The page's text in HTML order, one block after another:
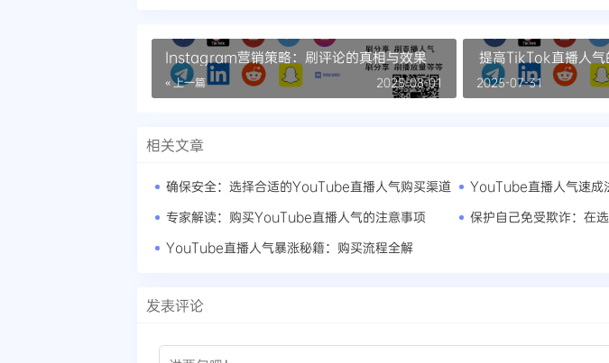
Instagram营销策略：刷评论的真相与效果
« 上一篇 2025-08-01
提高TikTok直播人气
2025-07-31
相关文章
确保安全：选择合适的YouTube直播人气购买渠道
YouTube直播人气速成
专家解读：购买YouTube直播人气的注意事项
YouTube直播人气暴涨秘籍：购买流程全解
发表评论